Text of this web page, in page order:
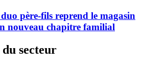
père-fils reprend le magasin
nouveau chapitre familial
secteur